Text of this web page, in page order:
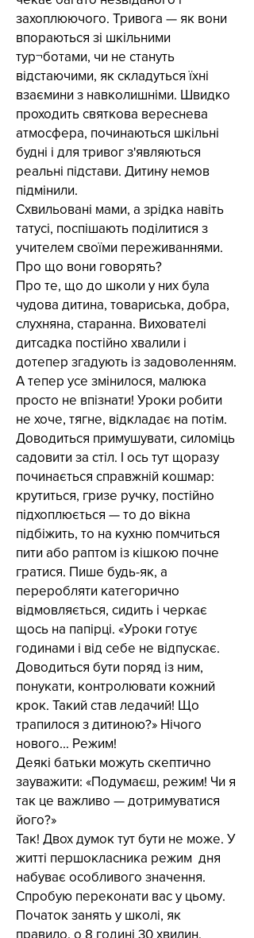
захоплюючого. Тривога — як вони
впораються зі шкільними
тур¬ботами, чи не стануть
відстаючими, як складуться їхні
взаємини з навколишніми. Швидко
проходить святкова вереснева
атмосфера, починаються шкільні
будні і для тривог з'являються
реальні підстави. Дитину немов
підмінили.
Схвильовані мами, а зрідка навіть
татусі, поспішають поділитися з
учителем своїми переживаннями.
Про що вони говорять?
Про те, що до школи у них була
чудова дитина, товариська, добра,
слухняна, старанна. Вихователі
дитсадка постійно хвалили і
дотепер згадують із задоволенням.
А тепер усе змінилося, малюка
просто не впізнати! Уроки робити
не хоче, тягне, відкладає на потім.
Доводиться примушувати, силоміць
садовити за стіл. І ось тут щоразу
починається справжній кошмар:
крутиться, гризе ручку, постійно
підхоплюється — то до вікна
підбіжить, то на кухню помчиться
пити або раптом із кішкою почне
гратися. Пише будь-як, а
переробляти категорично
відмовляється, сидить і черкає
щось на папірці. «Уроки готує
годинами і від себе не відпускає.
Доводиться бути поряд із ним,
понукати, контролювати кожний
крок. Такий став ледачий! Що
трапилося з дитиною?» Нічого
нового... Режим!
Деякі батьки можуть скептично
зауважити: «Подумаєш, режим! Чи я
так це важливо — дотримуватися
його?»
Так! Двох думок тут бути не може. У
житті першокласника режим дня
набуває особливого значення.
Спробую переконати вас у цьому.
Початок занять у школі, як
правило, о 8 годині 30 хвилин.